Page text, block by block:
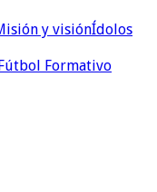
y visiónÍdolos
Formativo